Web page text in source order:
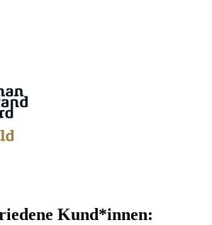
Kund*innen: